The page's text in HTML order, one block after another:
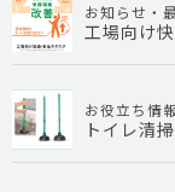
お知らせ・
工場向け
お役立ち情報
トイレ清